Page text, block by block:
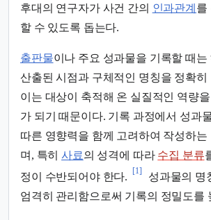
후대의 연구자가 사건 간의 인과관계 를
할 수 있도록 돕는다.
출판물이나 주요 성과물을 기록할 때는
산출된 시점과 구체적인 명칭을 정확히
이는 대상이 축적해 온 실질적인 역량
가 되기 때문이다. 기록 과정에서 성과
따른 영향력을 함께 고려하여 작성하는
며, 특히사료의 성격에 따라 수집 분류
정이 수반되어야 한다.
[1]
성과물의 명
엄격히 관리함으로써 기록의 정밀도를